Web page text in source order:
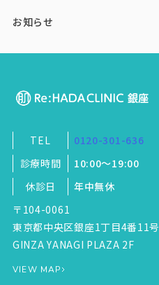
お知らせ
TEL
0120-301-636
診療時間
10:00～19:00
休診日
年中無休
〒104-0061
東京都中央区銀座1丁目4番11号
GINZA YANAGI PLAZA 2F
VIEW MAP